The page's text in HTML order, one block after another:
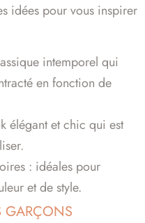
idées pour vous inspirer
intemporel qui
en fonction de
élégant et chic qui est
: idéales pour
et de style.
GARÇONS